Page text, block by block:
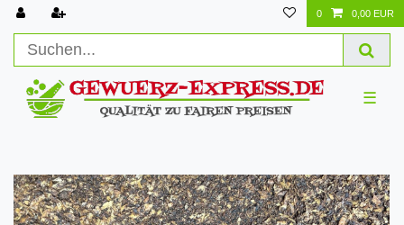
0 0,00 EUR
☰